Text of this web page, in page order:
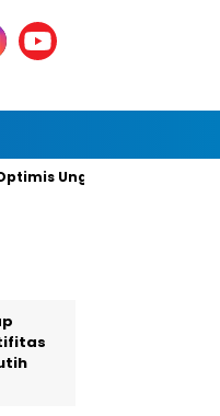
Unggul 49 Persen Suara